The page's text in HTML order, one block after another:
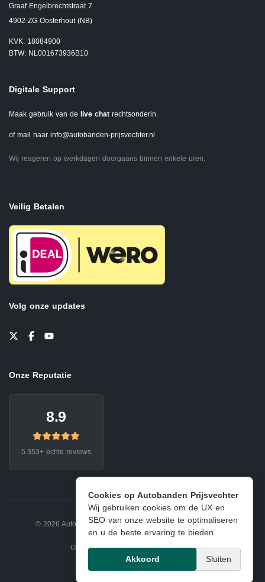
Cookies op Autobanden Prijsvechter
Wij gebruiken cookies om de UX en
SEO van onze website te optimaliseren
en u de beste ervaring te bieden.
Akkoord Sluiten
Graaf Engelbrechtstraat 7
4902 ZG Oosterhout (NB)
KVK: 18084900
BTW: NL001673936B10
Digitale Support
Maak gebruik van de live chat rechtsonderin.
of mail naar info@autobanden-prijsvechter.nl
Wij reageren op werkdagen doorgaans binnen enkele uren.
Veilig Betalen
Volg onze updates
Onze Reputatie
8.9
5.353+ echte reviews
© 2026 Autobanden Prijsvechter. Privacy | Voorwaarden
Onderdeel van EJ Banden Oosterhout